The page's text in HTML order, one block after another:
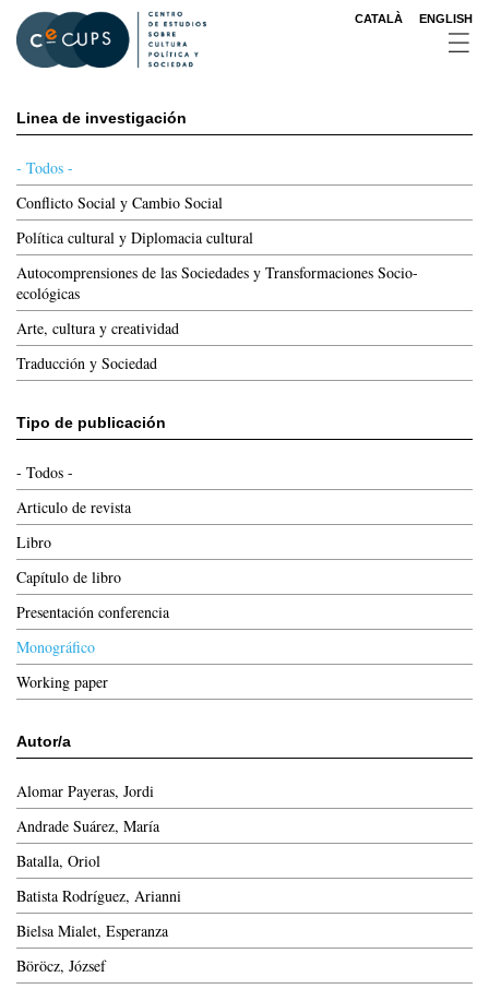
contenido
principal
CATALÀ ENGLISH
Linea de investigación
- Todos -
Conflicto Social y Cambio Social
Política cultural y Diplomacia cultural
Autocomprensiones de las Sociedades y Transformaciones Socio-
ecológicas
Arte, cultura y creatividad
Traducción y Sociedad
Tipo de publicación
- Todos -
Articulo de revista
Libro
Capítulo de libro
Presentación conferencia
Monográfico
Working paper
Autor/a
Alomar Payeras, Jordi
Andrade Suárez, María
Batalla, Oriol
Batista Rodríguez, Arianni
Bielsa Mialet, Esperanza
Böröcz, József